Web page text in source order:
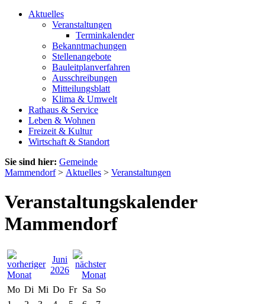
Aktuelles
Veranstaltungen
Terminkalender
Bekanntmachungen
Stellenangebote
Bauleitplanverfahren
Ausschreibungen
Mitteilungsblatt
Klima & Umwelt
Rathaus & Service
Leben & Wohnen
Freizeit & Kultur
Wirtschaft & Standort
Sie sind hier: Gemeinde
Mammendorf> Aktuelles > Veranstaltungen
Veranstaltungskalender
Mammendorf
Juni
2026
Mo Di Mi Do Fr Sa So